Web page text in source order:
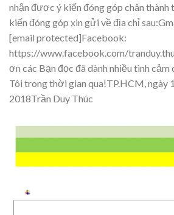
nhận được ý kiến đóng góp chân thành
kiến đóng góp xin gửi về địa chỉ
[email protected]Facebook:
https://www.facebook.com/
ơn các Bạn đọc đã dành nhiều tình cảm
Tôi trong thời gian qua!TP.HCM, ngày
2018Trần Duy Thúc